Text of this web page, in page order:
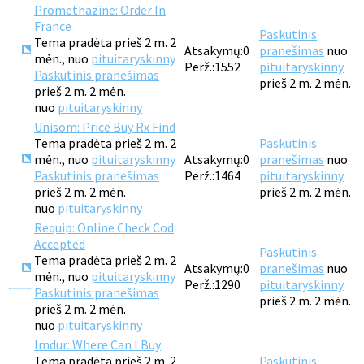
Promethazine: Order In
France
Tema pradėta prieš 2 m. 2
mėn., nuo pituitaryskinny
Paskutinis pranešimas
prieš 2 m. 2 mėn.
nuo pituitaryskinny
Atsakymų:0
Perž.:1552
Paskutinis
pranešimas nuo
pituitaryskinny
prieš 2 m. 2 mėn.
Unisom: Price Buy Rx Find
Tema pradėta prieš 2 m. 2
mėn., nuo pituitaryskinny
Paskutinis pranešimas
prieš 2 m. 2 mėn.
nuo pituitaryskinny
Atsakymų:0
Perž.:1464
Paskutinis
pranešimas nuo
pituitaryskinny
prieš 2 m. 2 mėn.
Requip: Online Check Cod
Accepted
Tema pradėta prieš 2 m. 2
mėn., nuo pituitaryskinny
Paskutinis pranešimas
prieš 2 m. 2 mėn.
nuo pituitaryskinny
Atsakymų:0
Perž.:1290
Paskutinis
pranešimas nuo
pituitaryskinny
prieš 2 m. 2 mėn.
Imdur: Where Can I Buy